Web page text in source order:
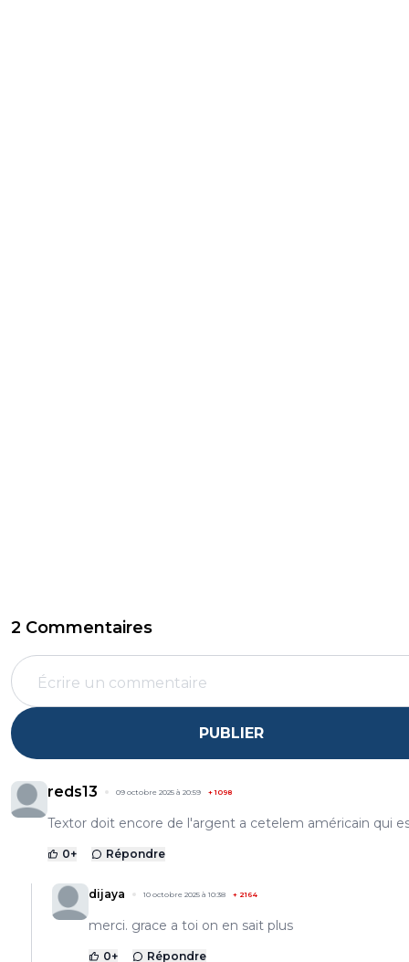
2 Commentaires
PUBLIER
reds13 09 octobre 2025 à 20:59 +1098
Textor doit encore de l'argent a cetelem américain qui
0+ Répondre
dijaya 10 octobre 2025 à 10:38 + 2164
merci. grace a toi on en sait plus
0+ Répondre